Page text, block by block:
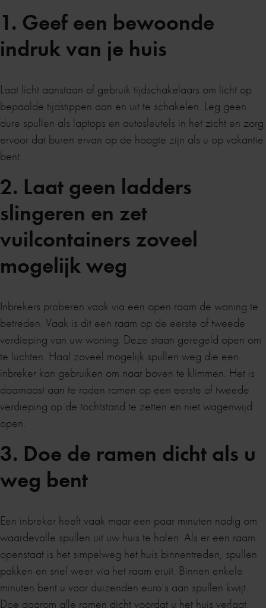
1. Geef een bewoonde
indruk van je huis
Laat licht aanstaan of gebruik tijdschakelaars om licht op
bepaalde tijdstippen aan en uit te schakelen. Leg geen
dure spullen als laptops en autosleutels in het zicht en zorg
ervoor dat buren ervan op de hoogte zijn als u op vakantie
bent.
2. Laat geen ladders
slingeren en zet
vuilcontainers zoveel
mogelijk weg
Inbrekers proberen vaak via een open raam de woning te
betreden. Vaak is dit een raam op de eerste of tweede
verdieping van uw woning. Deze staan geregeld open om
te luchten. Haal zoveel mogelijk spullen weg die een
inbreker kan gebruiken om naar boven te klimmen. Het is
daarnaast aan te raden ramen op een eerste of tweede
verdieping op de tochtstand te zetten en niet wagenwijd
open.
3. Doe de ramen dicht als u
weg bent
Een inbreker heeft vaak maar een paar minuten nodig om
waardevolle spullen uit uw huis te halen. Als er een raam
openstaat is het simpelweg het huis binnentreden, spullen
pakken en snel weer via het raam eruit. Binnen enkele
minuten bent u voor duizenden euro’s aan spullen kwijt.
Doe daarom alle ramen dicht voordat u het huis verlaat,